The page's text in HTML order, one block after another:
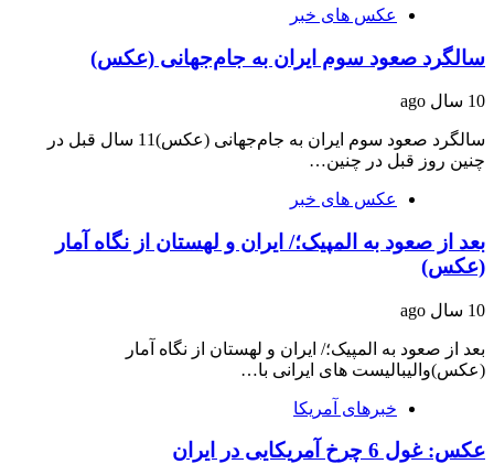
عکس های خبر
سالگرد صعود سوم ایران به جام‌جهانی (عکس)
10 سال ago
سالگرد صعود سوم ایران به جام‌جهانی (عکس)11 سال قبل در
چنین روز قبل در چنین…
عکس های خبر
بعد از صعود به المپیک؛/ ایران و لهستان از نگاه آمار
(عکس)
10 سال ago
بعد از صعود به المپیک؛/ ایران و لهستان از نگاه آمار
(عکس)والیبالیست های ایرانی با…
خبرهای آمریکا
عکس: غول 6 چرخ آمریکایی در ایران